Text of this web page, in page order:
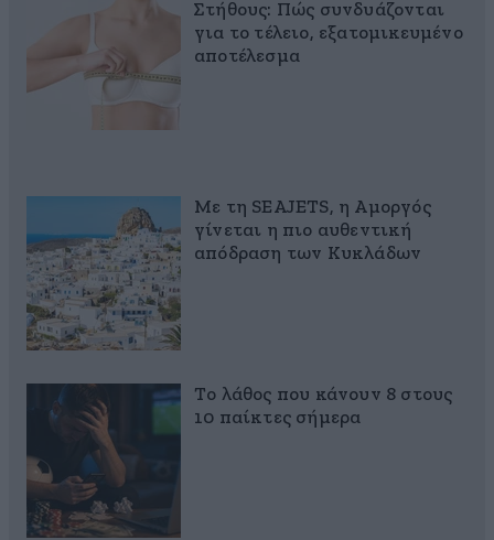
Στήθους: Πώς συνδυάζονται
για το τέλειο, εξατομικευμένο
αποτέλεσμα
Με τη SEAJETS, η Αμοργός
γίνεται η πιο αυθεντική
απόδραση των Κυκλάδων
Το λάθος που κάνουν 8 στους
10 παίκτες σήμερα